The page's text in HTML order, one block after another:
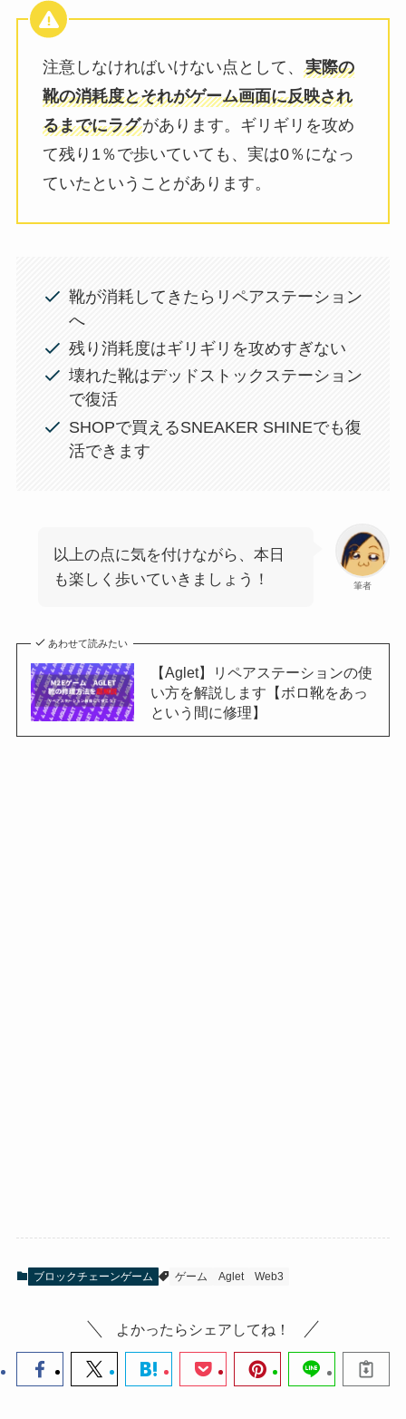
注意しなければいけない点として、 実際の
靴の消耗度とそれがゲーム画面に反映され
るまでにラグがあります。ギリギリを攻め
て残り1％で歩いていても、実は0％になっ
ていたということがあります。
靴が消耗してきたらリペアステーション
へ
残り消耗度はギリギリを攻めすぎない
壊れた靴はデッドストックステーション
で復活
SHOPで買えるSNEAKER SHINEでも復
活できます
筆者
以上の点に気を付けながら、本日
も楽しく歩いていきましょう！
あわせて読みたい
【Aglet】リペアステーションの使
い方を解説します【ボロ靴をあっ
という間に修理】
ブロックチェーンゲーム ゲーム Aglet Web3
よかったらシェアしてね！